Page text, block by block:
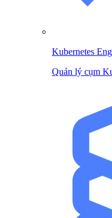
Kubernetes
Quản lý cụm